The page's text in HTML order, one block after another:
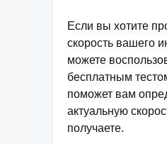
Если вы хотите
скорость вашего
можете
бесплатным
поможет вам
актуальную
получаете.